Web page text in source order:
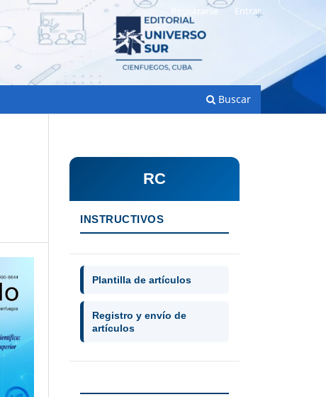
Buscar
Registrarse Entrar
RC
INSTRUCTIVOS
Plantilla de artículos
Registro y envío de
artículos